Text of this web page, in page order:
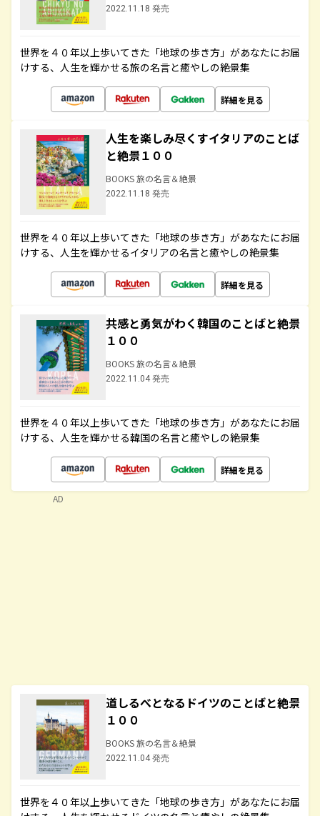
2022.11.18 発売
世界を４０年以上歩いてきた「地球の歩き方」があなたにお届
けする、人生を輝かせる旅の名言と癒やしの絶景集
詳細を見る
人生を楽しみ尽くすイタリアのことば
と絶景１００
BOOKS 旅の名言＆絶景
2022.11.18 発売
世界を４０年以上歩いてきた「地球の歩き方」があなたにお届
けする、人生を輝かせるイタリアの名言と癒やしの絶景集
詳細を見る
共感と勇気がわく韓国のことばと絶景
１００
BOOKS 旅の名言＆絶景
2022.11.04 発売
世界を４０年以上歩いてきた「地球の歩き方」があなたにお届
けする、人生を輝かせる韓国の名言と癒やしの絶景集
詳細を見る
道しるべとなるドイツのことばと絶景
１００
BOOKS 旅の名言＆絶景
2022.11.04 発売
世界を４０年以上歩いてきた「地球の歩き方」があなたにお届
AD